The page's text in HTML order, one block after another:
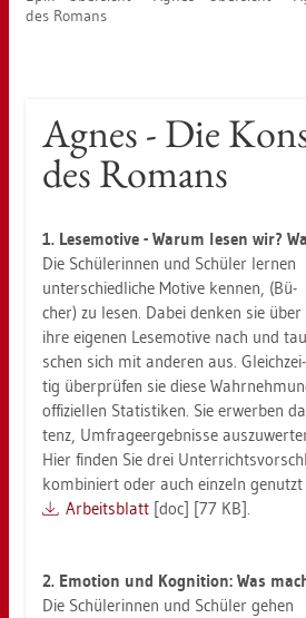
des Ro­mans
Agnes - Die
des Ro­mans
1. Le­se­mo­ti­ve - Warum lesen wir?
Die Schü­le­rin­nen und Schü­ler ler­nen
un­ter­schied­li­che Mo­ti­ve ken­nen, (Bü­
cher) zu lesen. Dabei den­ken sie über
ihre ei­ge­nen Le­se­mo­ti­ve nach und
schen sich mit an­de­ren aus. Gleich­zei­
tig über­prü­fen sie diese
of­fi­zi­el­len Sta­tis­ti­ken. Sie er­wer­ben
tenz, Um­fra­ge­er­geb­nis­se
Hier fin­den Sie drei
kom­bi­niert oder auch ein­zeln
Ar­beits­blatt [doc] [77 KB].
2. Emo­ti­on und Ko­gni­ti­on: Was
Die Schü­le­rin­nen und Schü­ler gehen